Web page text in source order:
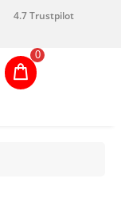
4.7 Trustpilot
0